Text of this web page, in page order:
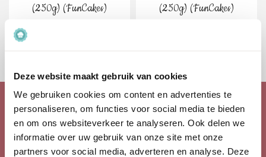
Deze website maakt gebruik van cookies
We gebruiken cookies om content en advertenties te
personaliseren, om functies voor social media te bieden
en om ons websiteverkeer te analyseren. Ook delen we
informatie over uw gebruik van onze site met onze
partners voor social media, adverteren en analyse. Deze
(250g) (FunCakes)
(250g) (FunCakes)
Over Ons